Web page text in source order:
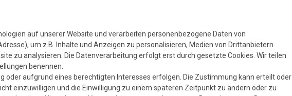
dar.
verstärken sich diese Knicke nur noch. Beim
zwischen Bildschirmfoto und
auf unserer Website und verarbeiten personenbezogene Daten von
um z.B. Inhalte und Anzeigen zu personalisieren, Medien von Drittanbietern
zu analysieren. Die Datenverarbeitung erfolgt erst durch gesetzte Cookies. Wir teilen
benennen.
oder aufgrund eines berechtigten Interesses erfolgen. Die Zustimmung kann erteilt oder
einzuwilligen und die Einwilligung zu einem späteren Zeitpunkt zu ändern oder zu